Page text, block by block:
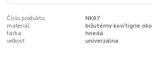
Číslo produktu:
NK67
materiál:
bižutérny kov/tigrie oko
farba:
hnedá
veľkosť:
univerzálna